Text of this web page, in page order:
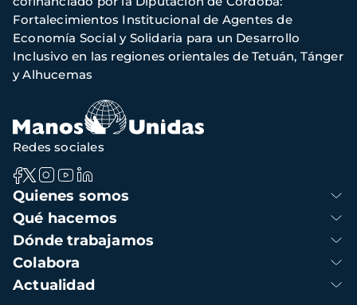
Fortalecimientos Institucional de Agentes de
Economía Social y Solidaria para un Desarrollo
Inclusivo en las regiones orientales de Tetuán, Tánger
y Alhucemas
Navegación
principal
Quienes somos
Qué hacemos
Dónde trabajamos
Colabora
Actualidad
Redes sociales